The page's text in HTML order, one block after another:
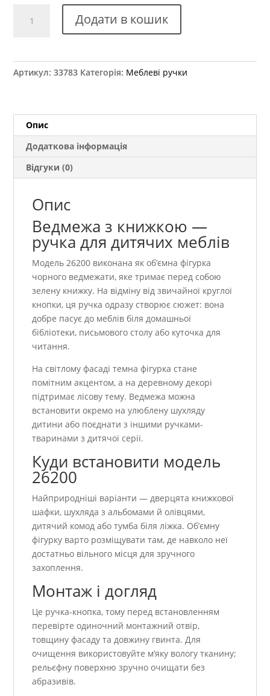
меблева
Додати в кошик
Артикул:33783 Категорія: Меблеві ручки
Опис
Додаткова інформація
Відгуки (0)
Опис
Ведмежа з книжкою —
ручка для дитячих меблів
Модель 26200 виконана як об’ємна фігурка
чорного ведмежати, яке тримає перед собою
зелену книжку. На відміну від звичайної круглої
кнопки, ця ручка одразу створює сюжет: вона
добре пасує до меблів біля домашньої
бібліотеки, письмового столу або куточка для
читання.
На світлому фасаді темна фігурка стане
помітним акцентом, а на деревному декорі
підтримає лісову тему. Ведмежа можна
встановити окремо на улюблену шухляду
дитини або поєднати з іншими ручками-
тваринами з дитячої серії.
Куди встановити модель
26200
Найприродніші варіанти — дверцята книжкової
шафки, шухляда з альбомами й олівцями,
дитячий комод або тумба біля ліжка. Об’ємну
фігурку варто розміщувати там, де навколо неї
достатньо вільного місця для зручного
захоплення.
Монтаж і догляд
Це ручка-кнопка, тому перед встановленням
перевірте одиночний монтажний отвір,
товщину фасаду та довжину гвинта. Для
очищення використовуйте м’яку вологу тканину;
рельєфну поверхню зручно очищати без
абразивів.